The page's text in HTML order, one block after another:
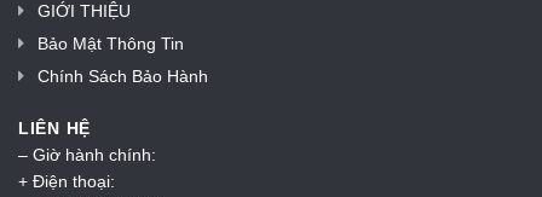
GIỚI THIỆU
Bảo Mật Thông Tin
Chính Sách Bảo Hành
LIÊN HỆ
– Giờ hành chính:
+ Điện thoại: